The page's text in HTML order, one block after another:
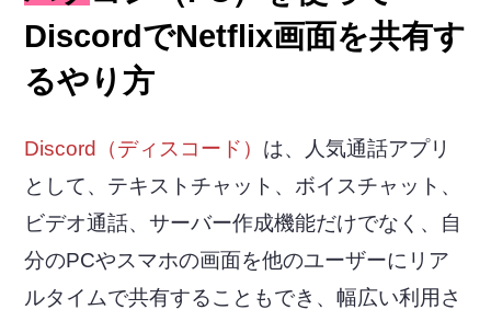
DiscordでNetflix画面を共有す
るやり方
Discord（ディスコード） は、人気通話アプリ
として、テキストチャット、ボイスチャット、
ビデオ通話、サーバー作成機能だけでなく、自
分のPCやスマホの画面を他のユーザーにリア
ルタイムで共有することもでき、幅広い利用さ